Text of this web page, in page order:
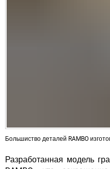
Большиство деталей RAMBO
Разработанная модель